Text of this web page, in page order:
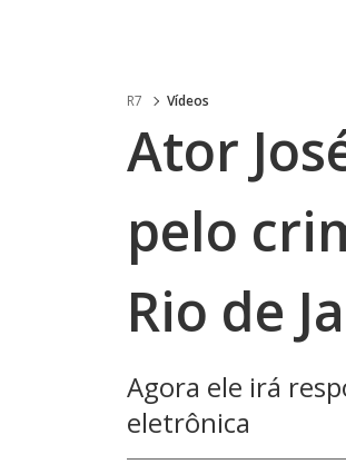
R7 Vídeos
Ator
pelo
Rio de
Agora ele irá
eletrônica